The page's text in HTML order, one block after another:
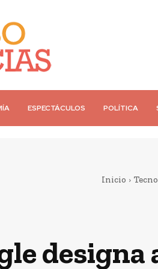
ESPECTÁCULOS POLÍTICA
Inicio Tecno
designa